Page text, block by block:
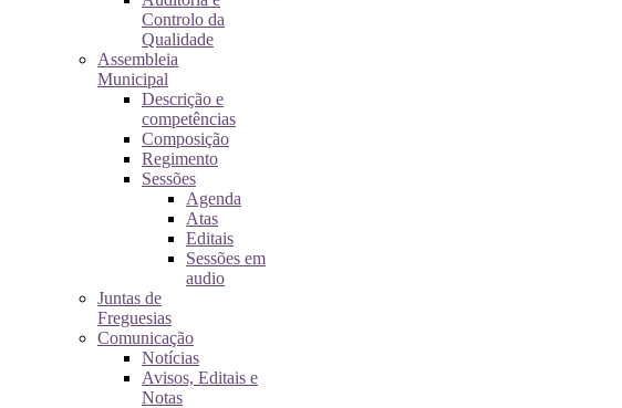
Controlo da
Qualidade
Assembleia
Municipal
Descrição e
competências
Composição
Regimento
Sessões
Agenda
Atas
Editais
Sessões em
audio
Juntas de
Freguesias
Comunicação
Notícias
Avisos, Editais e
Notas